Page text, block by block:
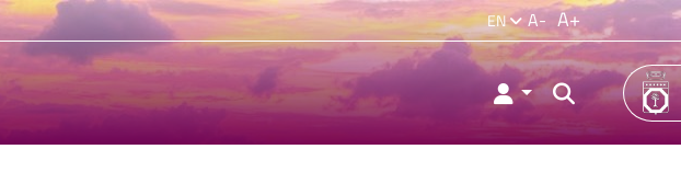
EN A- A+